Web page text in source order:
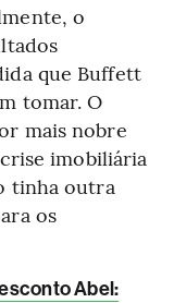
o
que Buffett
tomar. O
mais nobre
imobiliária
tinha outra
os
Abel: